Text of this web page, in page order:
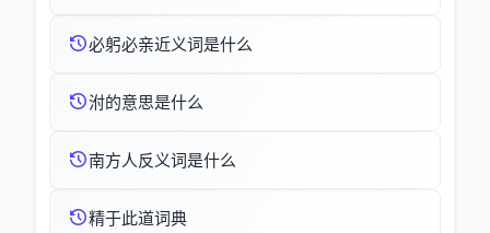
必躬必亲近义词是什么
泭的意思是什么
南方人反义词是什么
精于此道词典